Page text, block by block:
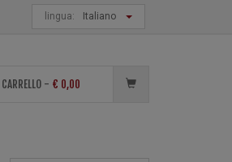
lingua: Italiano
CARRELLO - € 0,00